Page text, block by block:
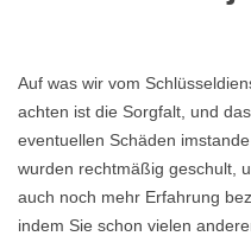
Auf was wir vom
achten ist die Sorgfalt, und
eventuellen Schäden
wurden rechtmäßig geschult,
auch noch mehr Erfahrung
indem Sie schon vielen